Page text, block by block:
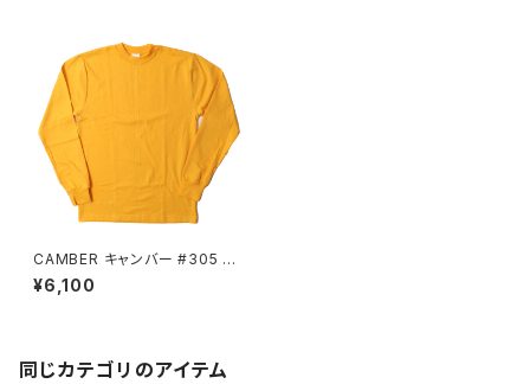
CAMBER キャンバー #305 G
OLD 長袖 Tシャツ 厚地 無地
¥6,100
同じカテゴリのアイテム